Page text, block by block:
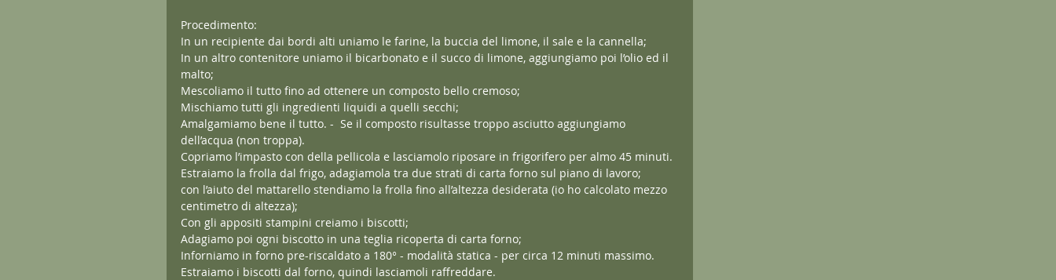
Procedimento:
In un recipiente dai bordi alti uniamo le farine, la buccia del limone, il sale e la cannella;
In un altro contenitore uniamo il bicarbonato e il succo di limone, aggiungiamo poi l’olio ed il
malto;
Mescoliamo il tutto fino ad ottenere un composto bello cremoso;
Mischiamo tutti gli ingredienti liquidi a quelli secchi;
Amalgamiamo bene il tutto. -  Se il composto risultasse troppo asciutto aggiungiamo
dell’acqua (non troppa).
Copriamo l’impasto con della pellicola e lasciamolo riposare in frigorifero per almo 45 minuti.
Estraiamo la frolla dal frigo, adagiamola tra due strati di carta forno sul piano di lavoro;
con l’aiuto del mattarello stendiamo la frolla fino all’altezza desiderata (io ho calcolato mezzo
centimetro di altezza);
Con gli appositi stampini creiamo i biscotti;
Adagiamo poi ogni biscotto in una teglia ricoperta di carta forno;
Inforniamo in forno pre-riscaldato a 180° - modalità statica - per circa 12 minuti massimo.
Estraiamo i biscotti dal forno, quindi lasciamoli raffreddare.